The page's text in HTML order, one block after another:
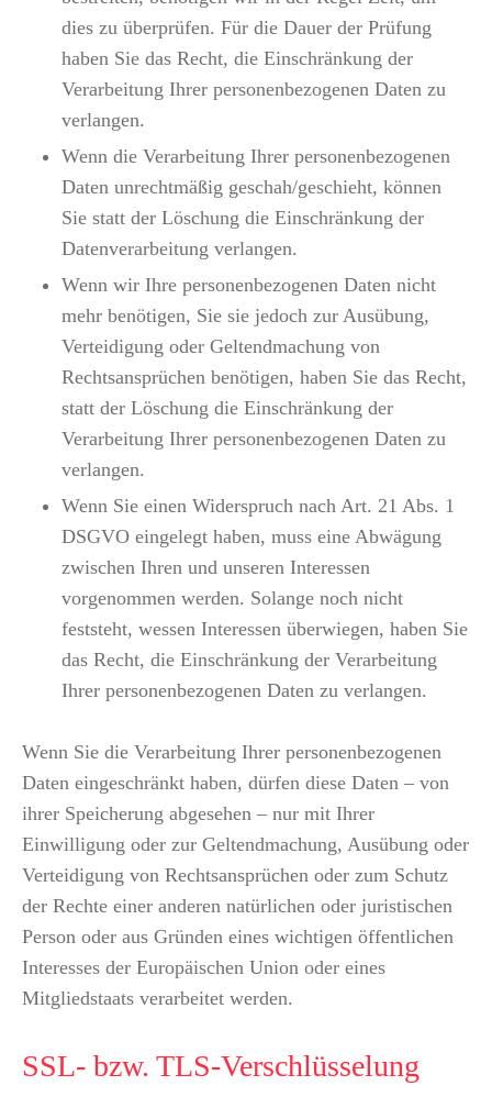
dies zu überprüfen. Für die Dauer der Prüfung
haben Sie das Recht, die Einschränkung der
Verarbeitung Ihrer personenbezogenen Daten zu
verlangen.
Wenn die Verarbeitung Ihrer personenbezogenen
Daten unrechtmäßig geschah/geschieht, können
Sie statt der Löschung die Einschränkung der
Datenverarbeitung verlangen.
Wenn wir Ihre personenbezogenen Daten nicht
mehr benötigen, Sie sie jedoch zur Ausübung,
Verteidigung oder Geltendmachung von
Rechtsansprüchen benötigen, haben Sie das Recht,
statt der Löschung die Einschränkung der
Verarbeitung Ihrer personenbezogenen Daten zu
verlangen.
Wenn Sie einen Widerspruch nach Art. 21 Abs. 1
DSGVO eingelegt haben, muss eine Abwägung
zwischen Ihren und unseren Interessen
vorgenommen werden. Solange noch nicht
feststeht, wessen Interessen überwiegen, haben Sie
das Recht, die Einschränkung der Verarbeitung
Ihrer personenbezogenen Daten zu verlangen.
Wenn Sie die Verarbeitung Ihrer personenbezogenen
Daten eingeschränkt haben, dürfen diese Daten – von
ihrer Speicherung abgesehen – nur mit Ihrer
Einwilligung oder zur Geltendmachung, Ausübung oder
Verteidigung von Rechtsansprüchen oder zum Schutz
der Rechte einer anderen natürlichen oder juristischen
Person oder aus Gründen eines wichtigen öffentlichen
Interesses der Europäischen Union oder eines
Mitgliedstaats verarbeitet werden.
SSL- bzw. TLS-Verschlüsselung